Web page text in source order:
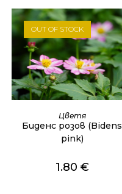
OUT OF STOCK
ОЩЕ
Цветя
Биденс розов (Bidens
pink)
1.80 €